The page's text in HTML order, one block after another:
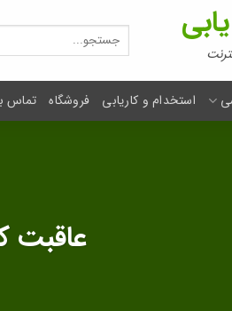
جستجو
برای:
استخدام و کاریابی فروشگاه تماس
عاقبت